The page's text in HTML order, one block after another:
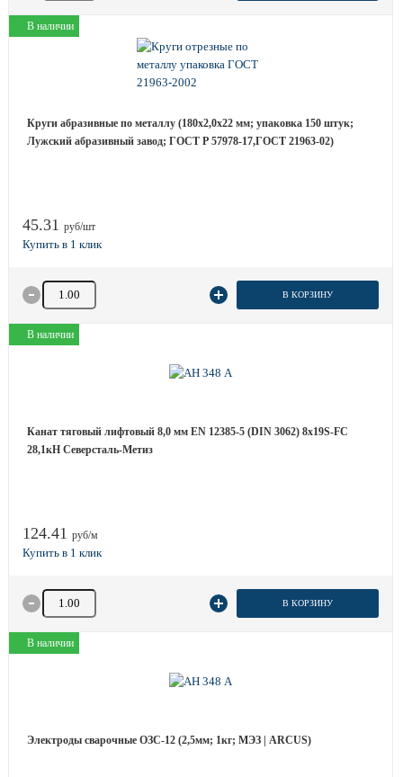
В наличии
Круги абразивные по металлу (180х2,0х22 мм; упаковка 150 штук;
Лужский абразивный завод; ГОСТ Р 57978-17,ГОСТ 21963-02)
45.31 руб/шт
Количество товара В КОРЗИНУ
В наличии
Канат тяговый лифтовый 8,0 мм EN 12385-5 (DIN 3062) 8х19S-FC
28,1кН Северсталь-Метиз
124.41 руб/м
Количество товара В КОРЗИНУ
В наличии
Электроды сварочные ОЗС-12 (2,5мм; 1кг; МЭЗ | ARCUS)